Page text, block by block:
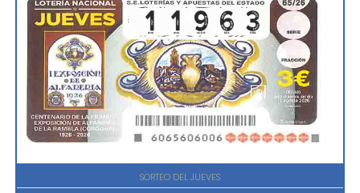
SORTEO DEL JUEVES